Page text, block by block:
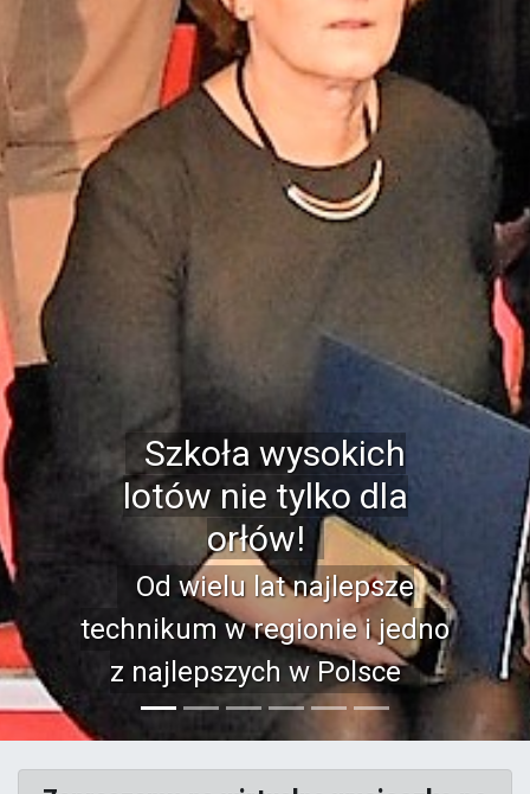
Nowoczesne
pracownie
elektroniczne
Nasze pracownie
wyposażone są w
profesjonalny sprzęt
pomiarowy, centrale
telefoniczne, systemy
mikroprocesorowe, elementy
sieci komputerowych Cisco i
Mikrotik.